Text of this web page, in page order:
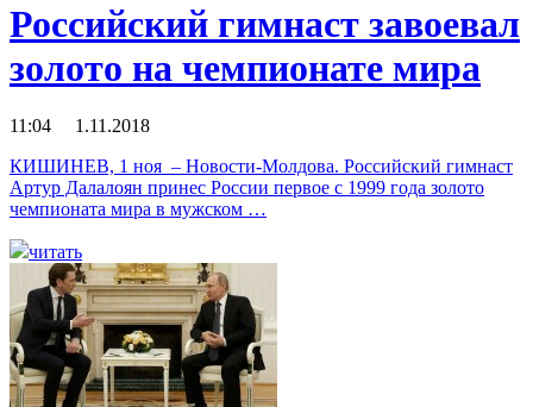
Российский гимнаст завоевал
золото на чемпионате мира
11:04 1.11.2018
КИШИНЕВ, 1 ноя – Новости-Молдова. Российский гимнаст
Артур Далалоян принес России первое с 1999 года золото
чемпионата мира в мужском …
читать